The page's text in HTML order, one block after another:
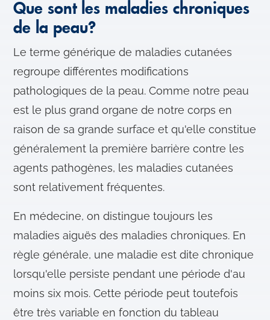
Que sont les maladies chroniques
de la peau?
Le terme générique de maladies cutanées
regroupe différentes modifications
pathologiques de la peau. Comme notre peau
est le plus grand organe de notre corps en
raison de sa grande surface et qu'elle constitue
généralement la première barrière contre les
agents pathogènes, les maladies cutanées
sont relativement fréquentes.
En médecine, on distingue toujours les
maladies aiguës des maladies chroniques. En
règle générale, une maladie est dite chronique
lorsqu'elle persiste pendant une période d'au
moins six mois. Cette période peut toutefois
être très variable en fonction du tableau